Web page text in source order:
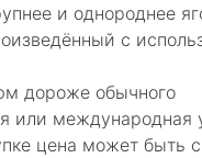
и однороднее
с
дороже обычного
или международная
цена может быть